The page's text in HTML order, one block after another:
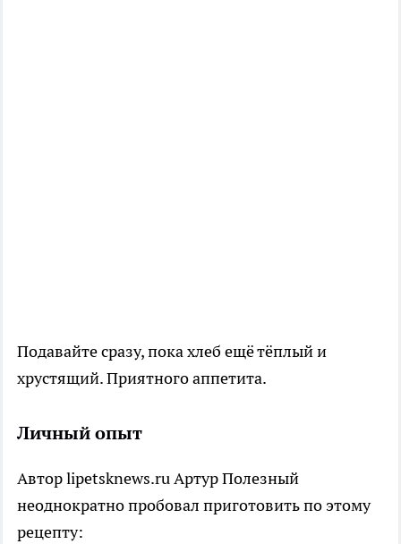
Подавайте сразу, пока хлеб ещё тёплый и
хрустящий. Приятного аппетита.
Личный опыт
Автор lipetsknews.ru Артур Полезный
неоднократно пробовал приготовить по этому
рецепту: